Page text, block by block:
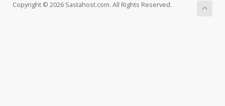
Copyright © 2026 Sastahost.com. All Rights Reserved.